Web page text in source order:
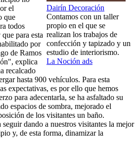
Dairín Decoración
Contamos con un taller
propio en el que se
realizan los trabajos de
confección y tapizado y un
estudio de interiorismo.
La Noción ads
el
que
todos
para esta
por
de Ramos
explica
recalcado
hasta 900 vehículos. Para esta
expectativas, es por ello que hemos
para adecentarla, se ha asfaltado su
espacios de sombra, mejorado el
de los visitantes un baño.
seguir dando a nuestros visitantes la mejor
y, de esta forma, dinamizar la